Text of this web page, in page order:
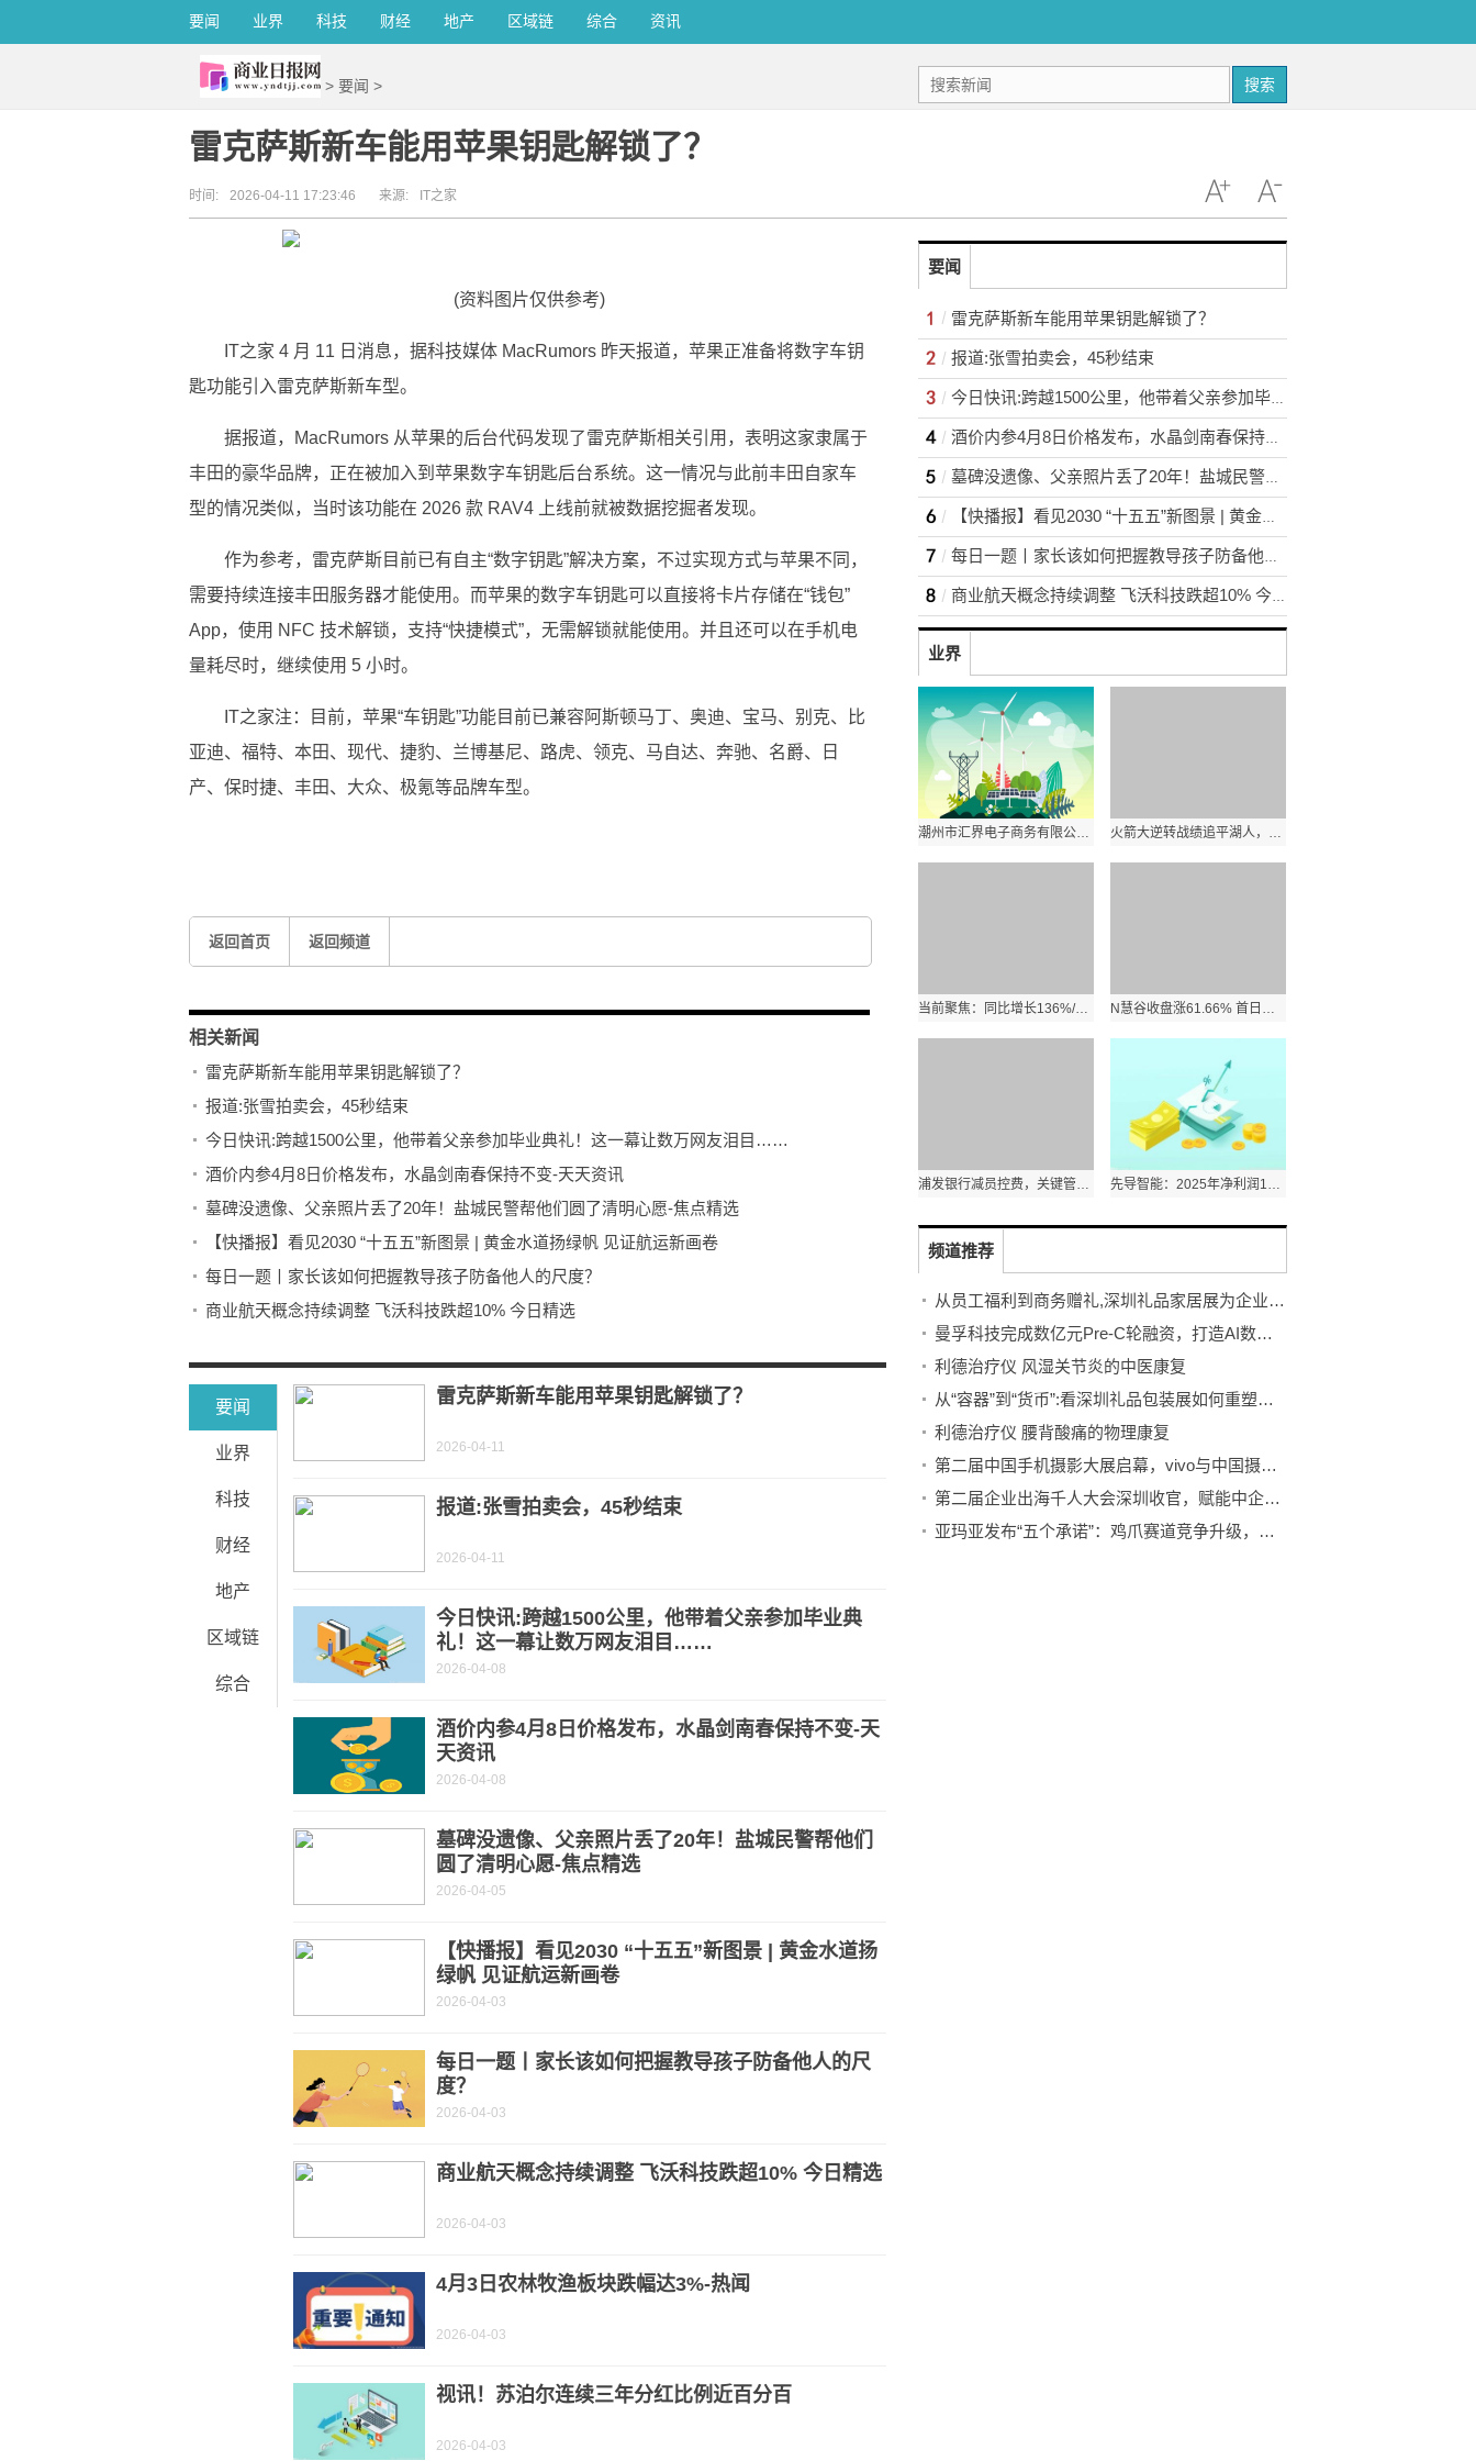
要闻 业界 科技 财经 地产 区域链 综合 资讯
> 要闻 > 搜索
雷克萨斯新车能用苹果钥匙解锁了？
时间: 2026-04-11 17:23:46 来源: IT之家
(资料图片仅供参考)
IT之家 4 月 11 日消息，据科技媒体 MacRumors 昨天报道，苹果正准备将数字车钥
匙功能引入雷克萨斯新车型。
据报道，MacRumors 从苹果的后台代码发现了雷克萨斯相关引用，表明这家隶属于
丰田的豪华品牌，正在被加入到苹果数字车钥匙后台系统。这一情况与此前丰田自家车
型的情况类似，当时该功能在 2026 款 RAV4 上线前就被数据挖掘者发现。
作为参考，雷克萨斯目前已有自主“数字钥匙”解决方案，不过实现方式与苹果不同，
需要持续连接丰田服务器才能使用。而苹果的数字车钥匙可以直接将卡片存储在“钱包”
App，使用 NFC 技术解锁，支持“快捷模式”，无需解锁就能使用。并且还可以在手机电
量耗尽时，继续使用 5 小时。
IT之家注：目前，苹果“车钥匙”功能目前已兼容阿斯顿马丁、奥迪、宝马、别克、比
亚迪、福特、本田、现代、捷豹、兰博基尼、路虎、领克、马自达、奔驰、名爵、日
产、保时捷、丰田、大众、极氪等品牌车型。
返回首页 返回频道
相关新闻
雷克萨斯新车能用苹果钥匙解锁了？
报道:张雪拍卖会，45秒结束
今日快讯:跨越1500公里，他带着父亲参加毕业典礼！这一幕让数万网友泪目……
酒价内参4月8日价格发布，水晶剑南春保持不变-天天资讯
墓碑没遗像、父亲照片丢了20年！盐城民警帮他们圆了清明心愿-焦点精选
【快播报】看见2030 “十五五”新图景 | 黄金水道扬绿帆 见证航运新画卷
每日一题丨家长该如何把握教导孩子防备他人的尺度？
商业航天概念持续调整 飞沃科技跌超10% 今日精选
要闻
业界
科技
财经
地产
区域链
综合
雷克萨斯新车能用苹果钥匙解锁了？
2026-04-11
报道:张雪拍卖会，45秒结束
2026-04-11
今日快讯:跨越1500公里，他带着父亲参加毕业典
礼！这一幕让数万网友泪目……
2026-04-08
酒价内参4月8日价格发布，水晶剑南春保持不变-天
天资讯
2026-04-08
墓碑没遗像、父亲照片丢了20年！盐城民警帮他们
圆了清明心愿-焦点精选
2026-04-05
【快播报】看见2030 “十五五”新图景 | 黄金水道扬
绿帆 见证航运新画卷
2026-04-03
每日一题丨家长该如何把握教导孩子防备他人的尺
度？
2026-04-03
商业航天概念持续调整 飞沃科技跌超10% 今日精选
2026-04-03
4月3日农林牧渔板块跌幅达3%-热闻
2026-04-03
视讯！苏泊尔连续三年分红比例近百分百
2026-04-03
要闻
雷克萨斯新车能用苹果钥匙解锁了？
报道:张雪拍卖会，45秒结束
今日快讯:跨越1500公里，他带着父亲参加毕业典礼！这一幕让数万网友泪目……
酒价内参4月8日价格发布，水晶剑南春保持不变-天天资讯
墓碑没遗像、父亲照片丢了20年！盐城民警帮他们圆了清明心愿-焦点精选
【快播报】看见2030 “十五五”新图景 | 黄金水道扬绿帆 见证航运新画卷
每日一题丨家长该如何把握教导孩子防备他人的尺度？
商业航天概念持续调整 飞沃科技跌超10% 今日精选
业界
潮州市汇界电子商务有限公司成立 注册资本10万人民币 火箭大逆转战绩追平湖人，两数据碾压对手造翻盘，替补前锋成奇兵 焦点报道
当前聚焦：同比增长136%/蔚来ES9将于4月9日亮相 蔚来公司3月交付35,486台 N慧谷收盘涨61.66% 首日成交14.74亿元
浦发银行减员控费，关键管理人员一年领取薪酬900万元 先导智能：2025年净利润15.64亿元
频道推荐
从员工福利到商务赠礼,深圳礼品家居展为企业多元化采购的“降本增效”
曼孚科技完成数亿元Pre-C轮融资，打造AI数据产业的台积电
利德治疗仪 风湿关节炎的中医康复
从“容器”到“货币”:看深圳礼品包装展如何重塑品牌与消费者的连接
利德治疗仪 腰背酸痛的物理康复
第二届中国手机摄影大展启幕，vivo与中国摄协共促新时代移动影像创作
第二届企业出海千人大会深圳收官，赋能中企远航！
亚玛亚发布“五个承诺”：鸡爪赛道竞争升级，信任成为新战场